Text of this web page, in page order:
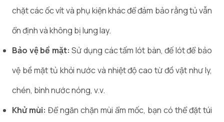
chặt các ốc vít và phụ kiện khác để đảm bảo rằng tủ vẫn
ổn định và không bị lung lay.
Bảo vệ bề mặt: Sử dụng các tấm lót bàn, đế lót để bảo
vệ bề mặt tủ khỏi nước và nhiệt độ cao từ đồ vật như ly,
chén, bình nước nóng, v.v.
Khử mùi: Để ngăn chặn mùi ẩm mốc, bạn có thể đặt túi